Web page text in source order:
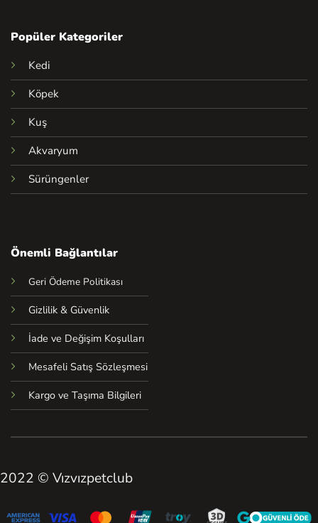
Popüler Kategoriler
Kedi
Köpek
Kuş
Akvaryum
Sürüngenler
Önemli Bağlantılar
Geri Ödeme Politikası
Gizlilik & Güvenlik
İade ve Değişim Koşulları
Mesafeli Satış Sözleşmesi
Kargo ve Taşıma Bilgileri
2022 © Vızvızpetclub